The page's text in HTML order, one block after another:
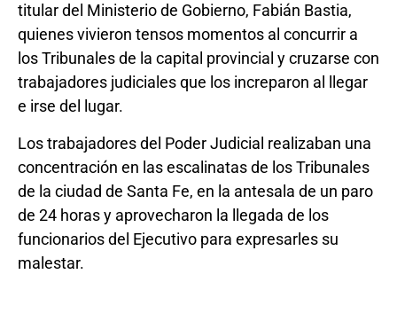
titular del Ministerio de Gobierno, Fabián Bastia,
quienes vivieron tensos momentos al concurrir a
los Tribunales de la capital provincial y cruzarse con
trabajadores judiciales que los increparon al llegar
e irse del lugar.
Los trabajadores del Poder Judicial realizaban una
concentración en las escalinatas de los Tribunales
de la ciudad de Santa Fe, en la antesala de un paro
de 24 horas y aprovecharon la llegada de los
funcionarios del Ejecutivo para expresarles su
malestar.